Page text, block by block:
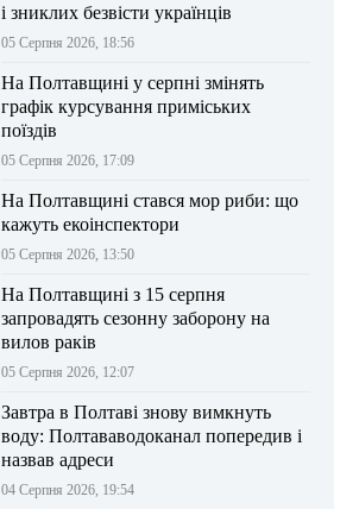
і зниклих безвісти українців
05 Серпня 2026, 18:56
На Полтавщині у серпні змінять
графік курсування приміських
поїздів
05 Серпня 2026, 17:09
На Полтавщині стався мор риби: що
кажуть екоінспектори
05 Серпня 2026, 13:50
На Полтавщині з 15 серпня
запровадять сезонну заборону на
вилов раків
05 Серпня 2026, 12:07
Завтра в Полтаві знову вимкнуть
воду: Полтававодоканал попередив і
назвав адреси
04 Серпня 2026, 19:54